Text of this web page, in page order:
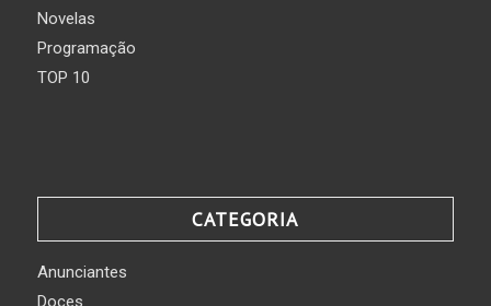
Novelas
Programação
TOP 10
CATEGORIA
Anunciantes
Doces